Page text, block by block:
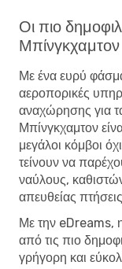
Οι πιο
Μπίνγκχαμτον
Με ένα ευρύ
αεροπορικές
αναχώρησης για
Μπίνγκχαμτον
μεγάλοι κόμβοι
τείνουν να
ναύλους,
απευθείας
Με την eDreams,
από τις πιο
γρήγορη και